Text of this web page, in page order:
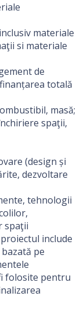
materiale
si materiale
de
totală
masă;
spaţii,
(design și
dezvoltare
tehnologii
spaţii
include
pe
folosite pentru